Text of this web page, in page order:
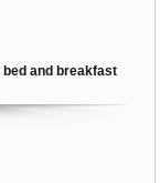
and breakfast